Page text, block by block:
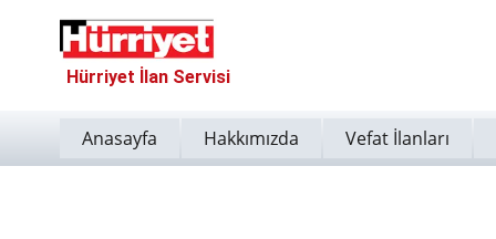
Hürriyet İlan Servisi
Anasayfa Hakkımızda Vefat İlanları